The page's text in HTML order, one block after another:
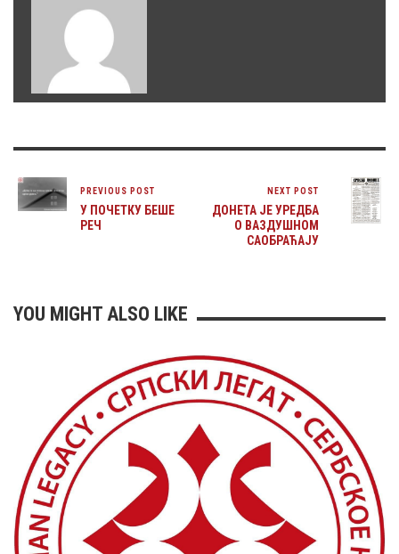
PREVIOUS POST
У ПОЧЕТКУ БЕШЕ
РЕЧ
NEXT POST
ДОНЕТА ЈЕ УРЕДБА
О ВАЗДУШНОМ
САОБРАЋАЈУ
YOU MIGHT ALSO LIKE